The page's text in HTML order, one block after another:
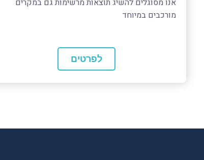
אנו מסוגלים להשיג תוצאות מרשימות גם במקרים
מורכבים במיוחד
לפרטים